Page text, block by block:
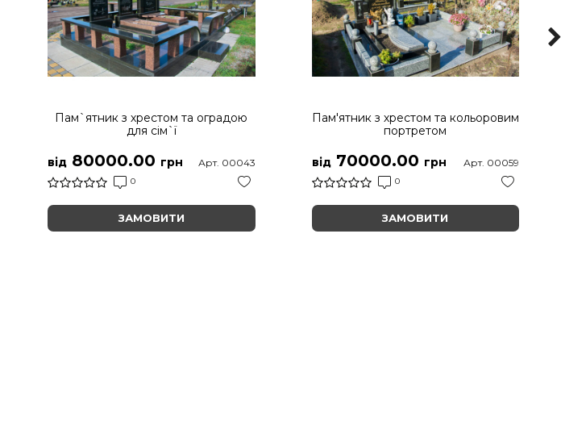
Пам`ятник з хрестом та оградою
для сім`ї
від 80000.00 грн
0
Арт. 00043
ЗАМОВИТИ
Пам'ятник з хрестом та кольоровим
портретом
від70000.00 грн
0
Арт. 00059
ЗАМОВИТИ